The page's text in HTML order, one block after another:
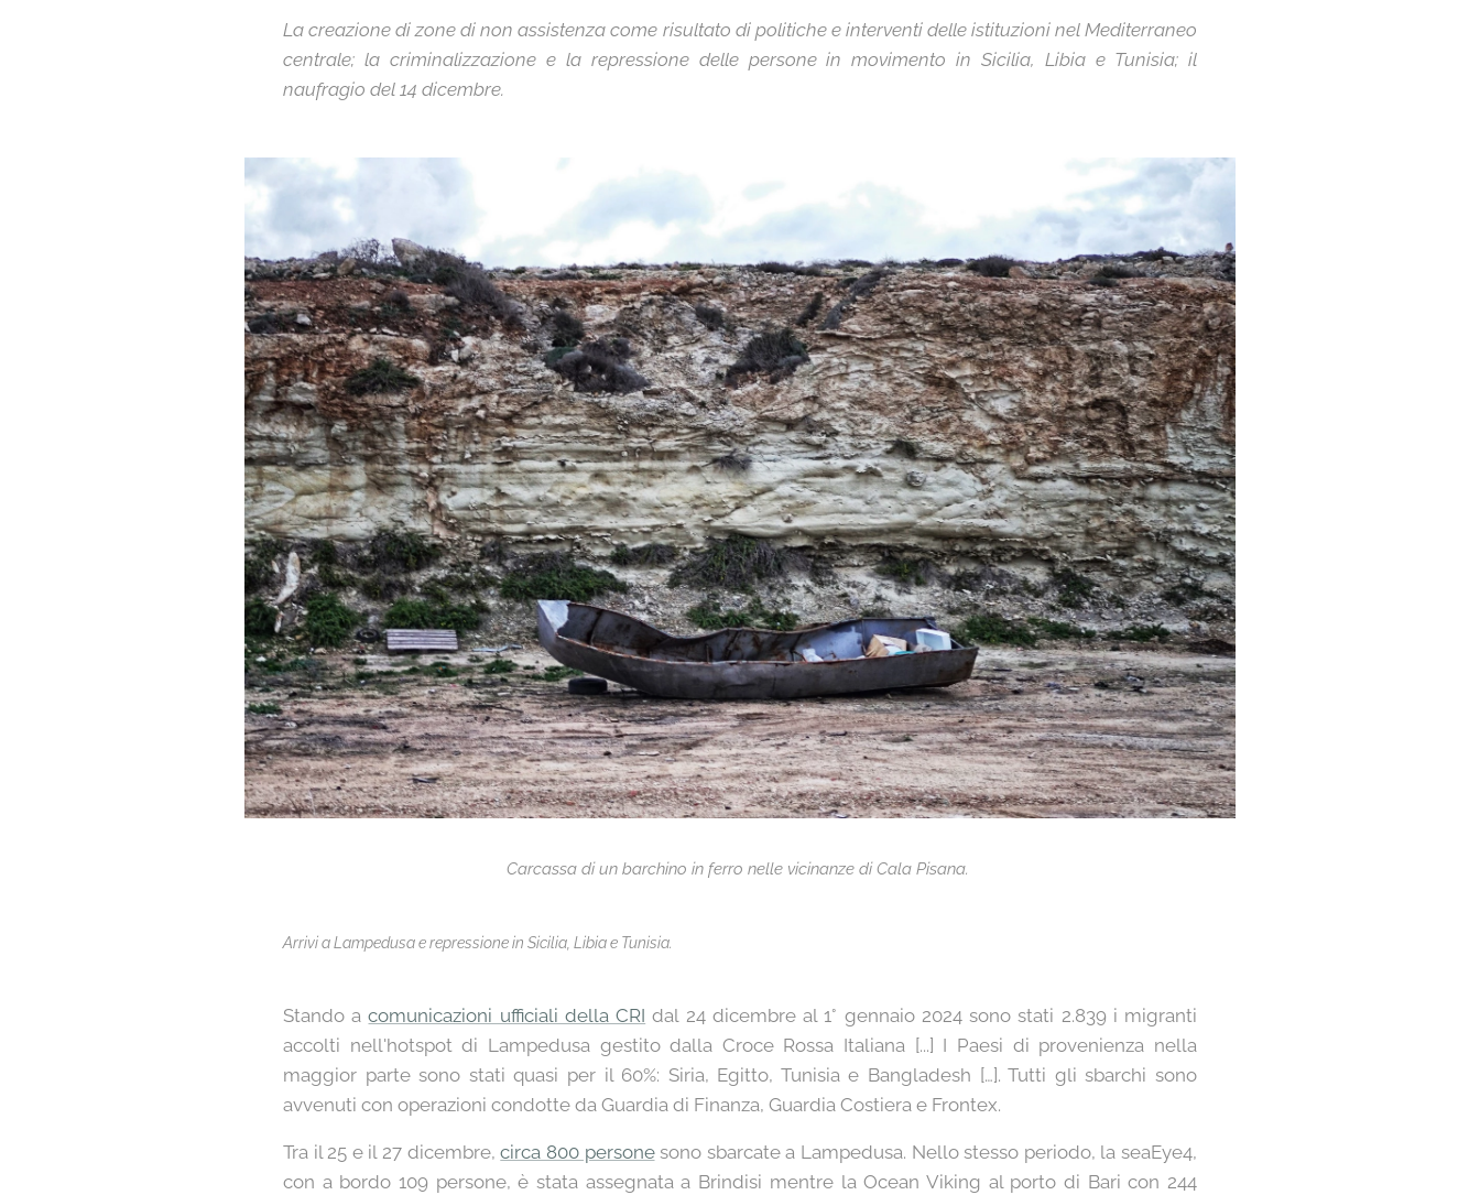
La creazione di zone di non assistenza come risultato di politiche e interventi delle istituzioni nel Mediterraneo
centrale; la criminalizzazione e la repressione delle persone in movimento in Sicilia, Libia e Tunisia; il
naufragio del 14 dicembre.
Carcassa di un barchino in ferro nelle vicinanze di Cala Pisana.
Arrivi a Lampedusa e repressione in Sicilia, Libia e Tunisia.
Stando acomunicazioni ufficiali della CRI dal 24 dicembre al 1° gennaio 2024 sono stati 2.839 i migranti
accolti nell'hotspot di Lampedusa gestito dalla Croce Rossa Italiana [...] I Paesi di provenienza nella
maggior parte sono stati quasi per il 60%: Siria, Egitto, Tunisia e Bangladesh […]. Tutti gli sbarchi sono
avvenuti con operazioni condotte da Guardia di Finanza, Guardia Costiera e Frontex.
Tra il 25 e il 27 dicembre,circa 800 personesono sbarcate a Lampedusa. Nello stesso periodo, la seaEye4,
con a bordo 109 persone, è stata assegnata a Brindisi mentre la Ocean Viking al porto di Bari con 244